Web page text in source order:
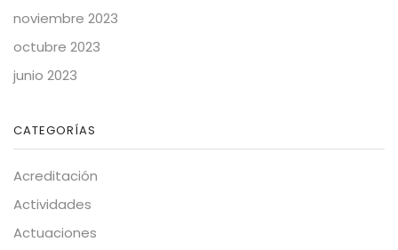
noviembre 2023
octubre 2023
junio 2023
CATEGORÍAS
Acreditación
Actividades
Actuaciones